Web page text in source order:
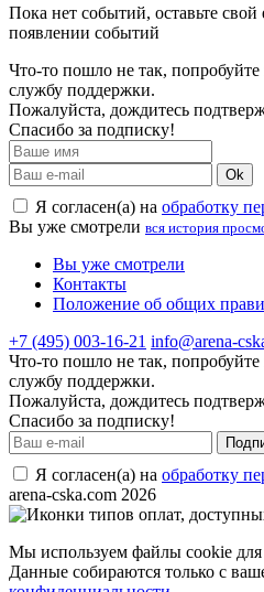
Пока нет событий, оставьте
появлении событий
Что-то пошло не так, попробуйте
службу поддержки.
Пожалуйста, дождитесь
Спасибо за подписку!
Ok
Я согласен(а) на обработку
Вы уже смотрели вся история
Вы уже смотрели
Контакты
Положение об общих
+7 (495) 003-16-21 info@arena-
Что-то пошло не так, попробуйте
службу поддержки.
Пожалуйста, дождитесь
Спасибо за подписку!
Я согласен(а) на обработку
arena-cska.com 2026
Мы используем файлы cookie
Данные собираются только с